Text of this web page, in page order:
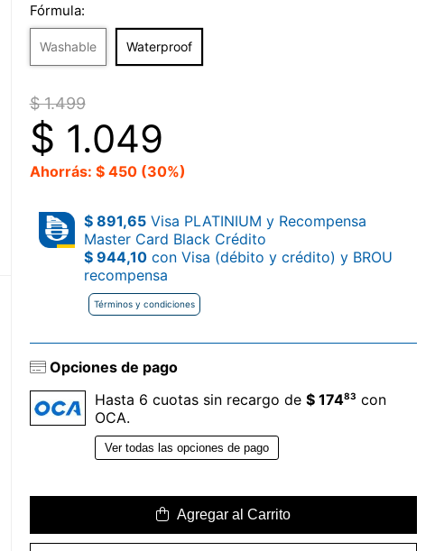
Fórmula:
Washable Waterproof
$ 1.499
$ 1.049
Ahorrás: $ 450 (30%)
$ 891,65Visa PLATINIUM y Recompensa
Master Card Black Crédito
$ 944,10con Visa (débito y crédito) y BROU
recompensa
Términos y condiciones
Opciones de pago
Hasta 6 cuotas sin recargo de $ 17483 con
OCA.
Ver todas las opciones de pago
Agregar al Carrito